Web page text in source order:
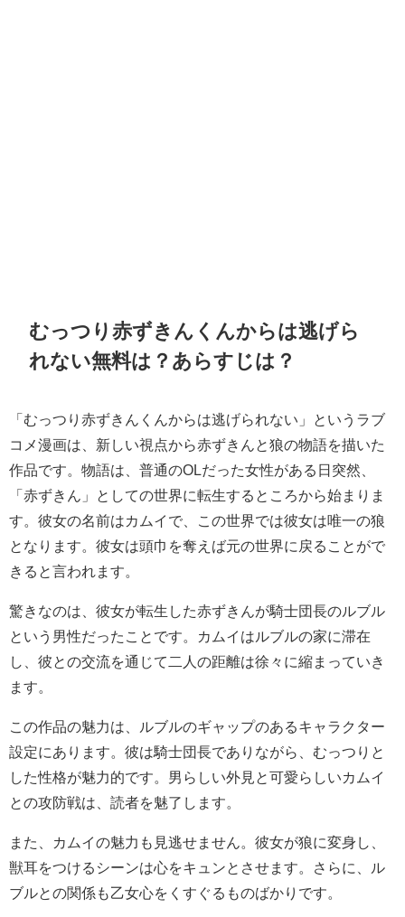
むっつり赤ずきんくんからは逃げら
れない無料は？あらすじは？
「むっつり赤ずきんくんからは逃げられない」というラブ
コメ漫画は、新しい視点から赤ずきんと狼の物語を描いた
作品です。物語は、普通のOLだった女性がある日突然、
「赤ずきん」としての世界に転生するところから始まりま
す。彼女の名前はカムイで、この世界では彼女は唯一の狼
となります。彼女は頭巾を奪えば元の世界に戻ることがで
きると言われます。
驚きなのは、彼女が転生した赤ずきんが騎士団長のルブル
という男性だったことです。カムイはルブルの家に滞在
し、彼との交流を通じて二人の距離は徐々に縮まっていき
ます。
この作品の魅力は、ルブルのギャップのあるキャラクター
設定にあります。彼は騎士団長でありながら、むっつりと
した性格が魅力的です。男らしい外見と可愛らしいカムイ
との攻防戦は、読者を魅了します。
また、カムイの魅力も見逃せません。彼女が狼に変身し、
獣耳をつけるシーンは心をキュンとさせます。さらに、ル
ブルとの関係も乙女心をくすぐるものばかりです。